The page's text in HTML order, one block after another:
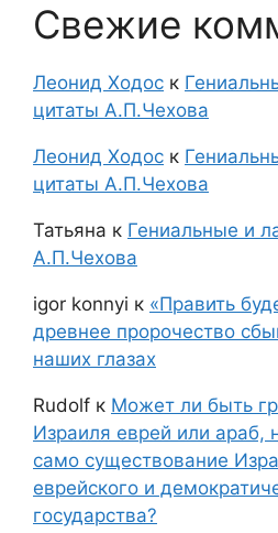
Свежие
Леонид Ходос к
цитаты А.П.Чехова
Леонид Ходос к
цитаты А.П.Чехова
Татьяна к Гениальные и
А.П.Чехова
igor konnyi к «Править
древнее пророчество
наших глазах
Rudolf к Может ли быть
Израиля еврей или араб,
само существование
еврейского и
государства?